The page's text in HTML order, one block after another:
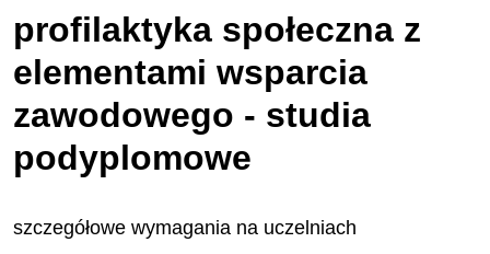
profilaktyka społeczna z
elementami wsparcia
zawodowego - studia
podyplomowe
szczegółowe wymagania na uczelniach